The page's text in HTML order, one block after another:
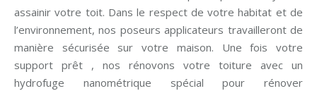
assainir votre toit. Dans le respect de votre habitat et de
l’environnement, nos poseurs applicateurs travailleront de
manière sécurisée sur votre maison. Une fois votre
support prêt , nos rénovons votre toiture avec un
hydrofuge nanométrique spécial pour rénover